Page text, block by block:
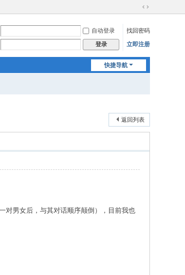
切
到
宽
自动登录
找回密码
登录 立即注册
快捷导航
返回列表
对男女后，与其对话顺序颠倒），目前我也